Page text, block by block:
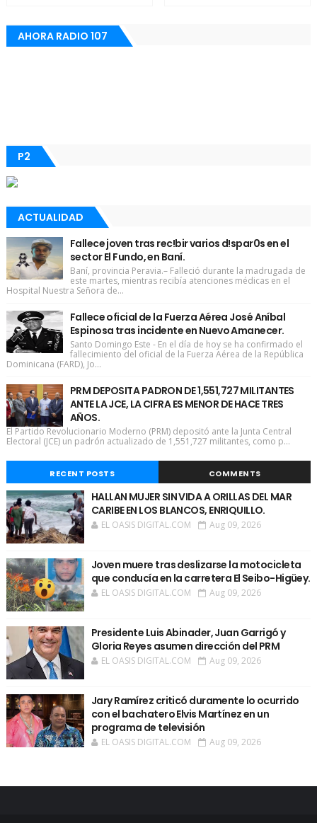
AHORA RADIO 107
P2
ACTUALIDAD
Fallece joven tras rec!bir varios d!spar0s en el
sector El Fundo, en Baní.
Baní, provincia Peravia.– Falleció durante la madrugada de
este martes, mientras recibía atenciones médicas en el
Hospital Nuestra Señora de...
Fallece oficial de la Fuerza Aérea José Aníbal
Espinosa tras incidente en Nuevo Amanecer.
Santo Domingo Este - En el día de hoy se ha confirmado el
fallecimiento del oficial de la Fuerza Aérea de la República
Dominicana (FARD), Jo...
PRM DEPOSITA PADRON DE 1,551,727 MILITANTES
ANTE LA JCE, LA CIFRA ES MENOR DE HACE TRES
AÑOS.
El Partido Revolucionario Moderno (PRM) depositó ante la Junta Central
Electoral (JCE) un padrón actualizado de 1,551,727 militantes, como p...
RECENT POSTS COMMENTS
HALLAN MUJER SIN VIDA A ORILLAS DEL MAR
CARIBE EN LOS BLANCOS, ENRIQUILLO.
EL OASIS DIGITAL.COM Aug 09, 2026
Joven muere tras deslizarse la motocicleta
que conducía en la carretera El Seibo-Higüey.
EL OASIS DIGITAL.COM Aug 09, 2026
Presidente Luis Abinader, Juan Garrigó y
Gloria Reyes asumen dirección del PRM
EL OASIS DIGITAL.COM Aug 09, 2026
Jary Ramírez criticó duramente lo ocurrido
con el bachatero Elvis Martínez en un
programa de televisión
EL OASIS DIGITAL.COM Aug 09, 2026